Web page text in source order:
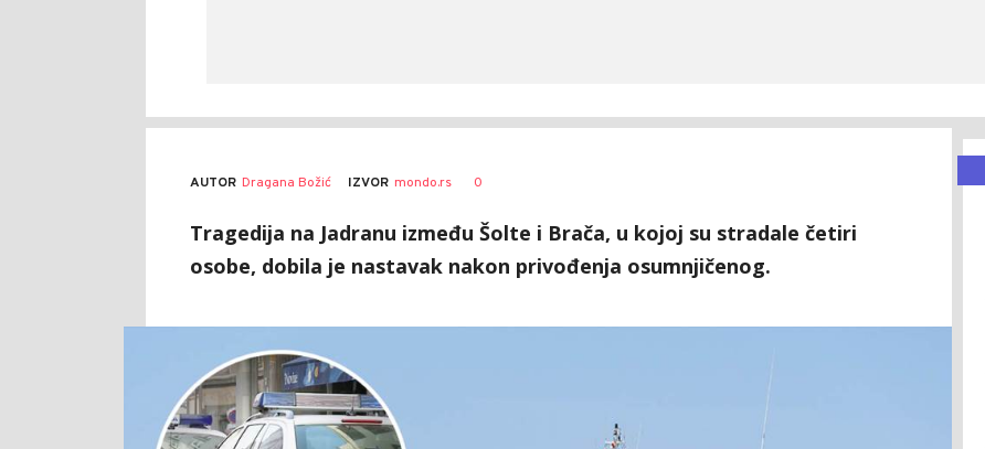
AUTOR Dragana Božić IZVOR mondo.rs 0
Tragedija na Jadranu između Šolte i Brača, u kojoj su stradale četiri
osobe, dobila je nastavak nakon privođenja osumnjičenog.